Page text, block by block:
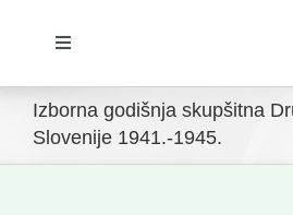
Toggle
Početna
Novosti
Izborna godišnja skupšitna
Slovenije 1941.-1945.